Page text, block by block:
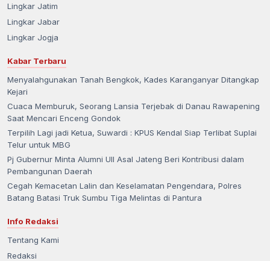
Lingkar Jatim
Lingkar Jabar
Lingkar Jogja
Kabar Terbaru
Menyalahgunakan Tanah Bengkok, Kades Karanganyar Ditangkap
Kejari
Cuaca Memburuk, Seorang Lansia Terjebak di Danau Rawapening
Saat Mencari Enceng Gondok
Terpilih Lagi jadi Ketua, Suwardi : KPUS Kendal Siap Terlibat Suplai
Telur untuk MBG
Pj Gubernur Minta Alumni UII Asal Jateng Beri Kontribusi dalam
Pembangunan Daerah
Cegah Kemacetan Lalin dan Keselamatan Pengendara, Polres
Batang Batasi Truk Sumbu Tiga Melintas di Pantura
Info Redaksi
Tentang Kami
Redaksi